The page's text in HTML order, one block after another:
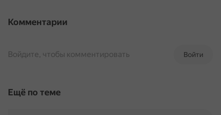
Комментарии
Войти
Войдите, чтобы комментировать
Ещё по теме